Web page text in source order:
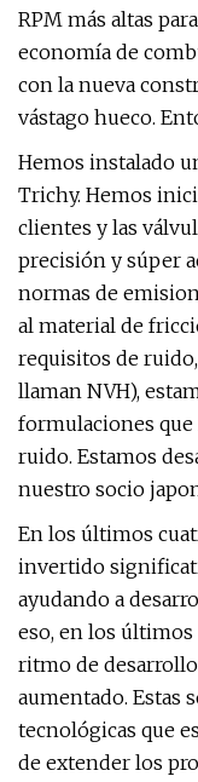
RPM más altas
economía de
con la nueva
vástago hueco.
Hemos instalado
Trichy. Hemos
clientes y las
precisión y súper
normas de
al material de
requisitos de
llaman NVH),
formulaciones
ruido. Estamos
nuestro socio
En los últimos
invertido
ayudando a
eso, en los
ritmo de
aumentado. Estas
tecnológicas que
de extender los